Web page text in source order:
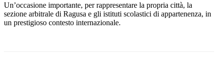
Un’occasione importante, per rappresentare la propria città, la
sezione arbitrale di Ragusa e gli istituti scolastici di appartenenza, in
un prestigioso contesto internazionale.